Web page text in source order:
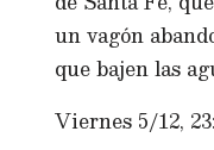
un vagón
que bajen las
Viernes 5/12,